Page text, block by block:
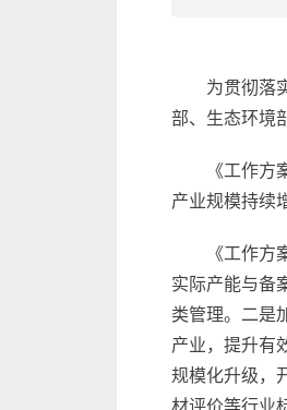
为贯彻落
部、生态环境
《工作
产业规模持续
《工作
实际产能与备
类管理。二是
产业，提升有
规模化升级，
材评价等行业